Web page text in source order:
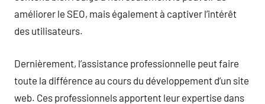
améliorer le SEO, mais également à captiver l’intérêt
des utilisateurs.
Dernièrement, l’assistance professionnelle peut faire
toute la différence au cours du développement d’un site
web. Ces professionnels apportent leur expertise dans